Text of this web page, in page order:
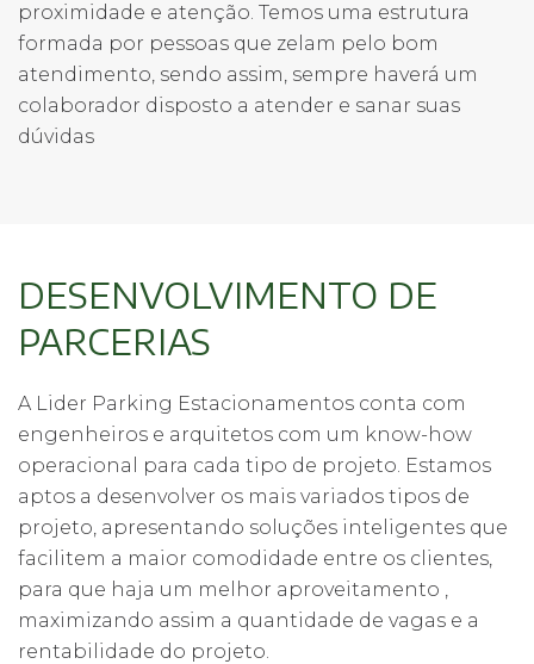
proximidade e atenção. Temos uma estrutura
formada por pessoas que zelam pelo bom
atendimento, sendo assim, sempre haverá um
colaborador disposto a atender e sanar suas
dúvidas
DESENVOLVIMENTO DE
PARCERIAS
A Lider Parking Estacionamentos conta com
engenheiros e arquitetos com um know-how
operacional para cada tipo de projeto. Estamos
aptos a desenvolver os mais variados tipos de
projeto, apresentando soluções inteligentes que
facilitem a maior comodidade entre os clientes,
para que haja um melhor aproveitamento ,
maximizando assim a quantidade de vagas e a
rentabilidade do projeto.